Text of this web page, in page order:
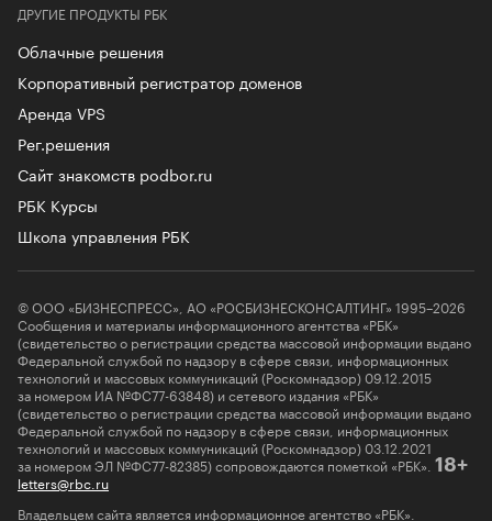
ДРУГИЕ ПРОДУКТЫ РБК
Облачные решения
Корпоративный регистратор доменов
Аренда VPS
Рег.решения
Сайт знакомств podbor.ru
РБК Курсы
Школа управления РБК
© ООО «БИЗНЕСПРЕСС», АО «РОСБИЗНЕСКОНСАЛТИНГ» 1995–2026
Сообщения и материалы информационного агентства «РБК»
(свидетельство о регистрации средства массовой информации выдано
Федеральной службой по надзору в сфере связи, информационных
технологий и массовых коммуникаций (Роскомнадзор) 09.12.2015
за номером ИА №ФС77-63848) и сетевого издания «РБК»
(свидетельство о регистрации средства массовой информации выдано
Федеральной службой по надзору в сфере связи, информационных
технологий и массовых коммуникаций (Роскомнадзор) 03.12.2021
за номером ЭЛ №ФС77-82385) сопровождаются пометкой «РБК». 18+
letters@rbc.ru
Владельцем сайта является информационное агентство «РБК».